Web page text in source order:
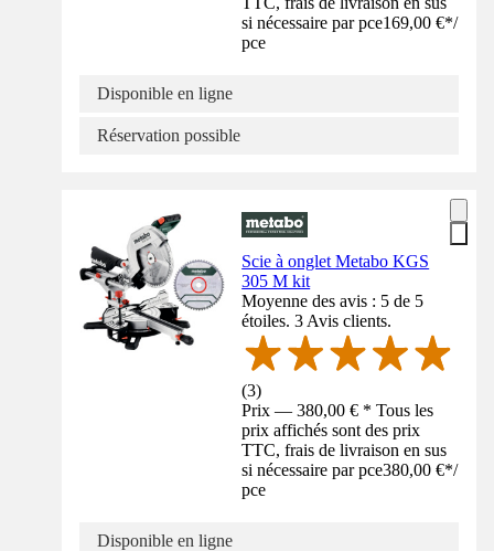
si nécessaire par pce169,00 €*/
pce
Disponible en ligne
Réservation possible
Scie à onglet Metabo KGS
305 M kit
Moyenne des avis : 5 de 5
étoiles. 3 Avis clients.
(3)
Prix — 380,00 € * Tous les
prix affichés sont des prix
TTC, frais de livraison en sus
si nécessaire par pce380,00 €*/
pce
Disponible en ligne